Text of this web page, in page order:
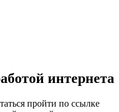
интернета
пройти по ссылке